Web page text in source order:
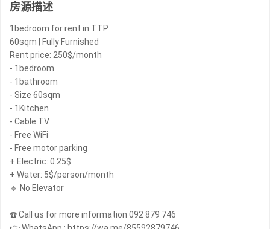
房源描述
1bedroom for rent in TTP
60sqm | Fully Furnished
Rent price: 250$/month
- 1bedroom
- 1bathroom
- Size 60sqm
- 1Kitchen
- Cable TV
- Free WiFi
- Free motor parking
+ Electric: 0.25$
+ Water: 5$/person/month
🔹 No Elevator
☎️ Call us for more information 092 879 746